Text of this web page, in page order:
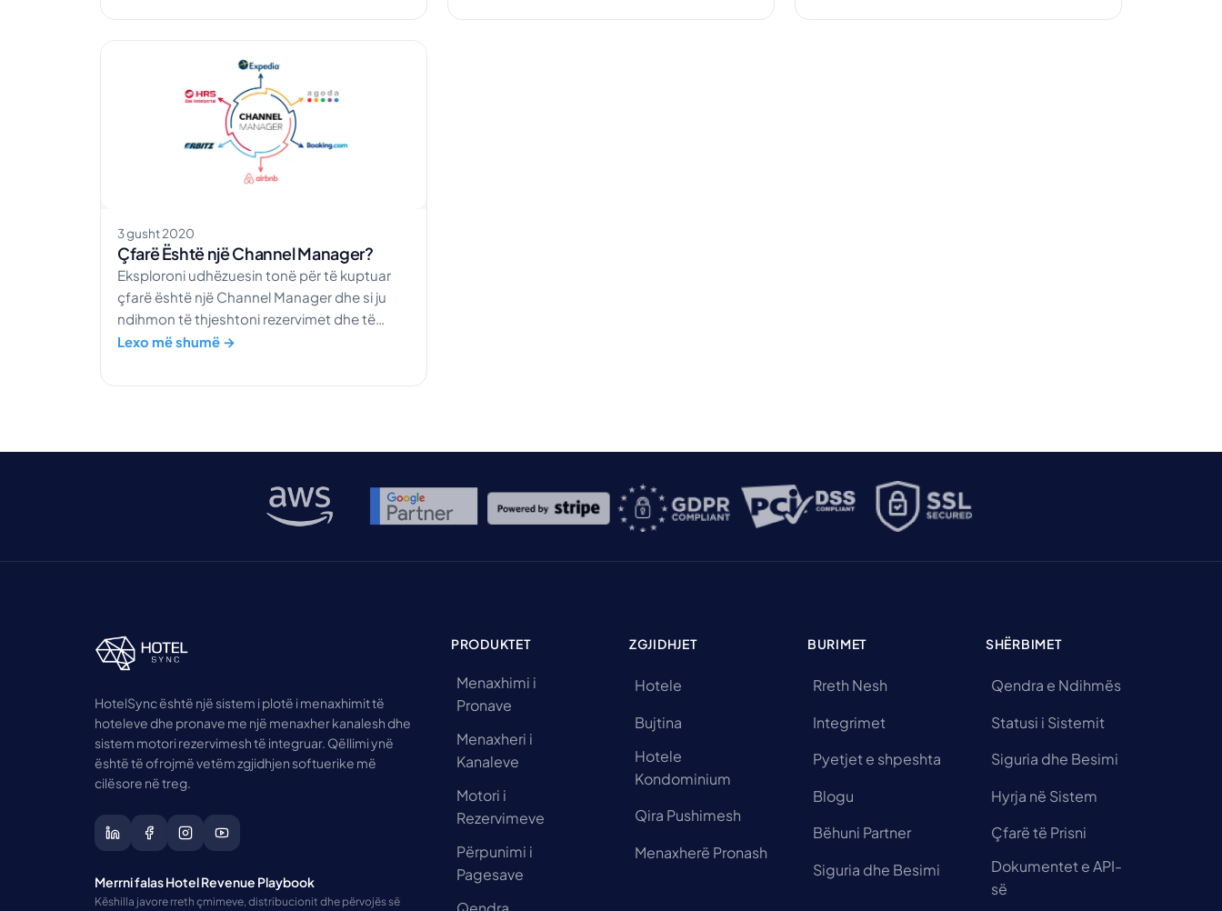
3 gusht 2020
Çfarë Është një Channel Manager?
Eksploroni udhëzuesin tonë për të kuptuar
çfarë është një Channel Manager dhe si ju
ndihmon të thjeshtoni rezervimet dhe të
centralizoni kontrollin e hotelit tuaj.
Lexo më shumë →
HotelSync është një sistem i plotë i menaxhimit të
hoteleve dhe pronave me një menaxher kanalesh dhe
sistem motori rezervimesh të integruar. Qëllimi ynë
është të ofrojmë vetëm zgjidhjen softuerike më
cilësore në treg.
Merrni falas Hotel Revenue Playbook
Këshilla javore rreth çmimeve, distribucionit dhe përvojës së
PRODUKTET
Menaxhimi i
Pronave
Menaxheri i
Kanaleve
Motori i
Rezervimeve
Përpunimi i
Pagesave
ZGJIDHJET
Hotele
Bujtina
Hotele
Kondominium
Qira Pushimesh
Menaxherë Pronash
BURIMET
Rreth Nesh
Integrimet
Pyetjet e shpeshta
Blogu
Bëhuni Partner
Siguria dhe Besimi
SHËRBIMET
Qendra e Ndihmës
Statusi i Sistemit
Siguria dhe Besimi
Hyrja në Sistem
Çfarë të Prisni
Dokumentet e API-
së